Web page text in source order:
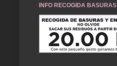
INFO RECOGIDA BASURAS